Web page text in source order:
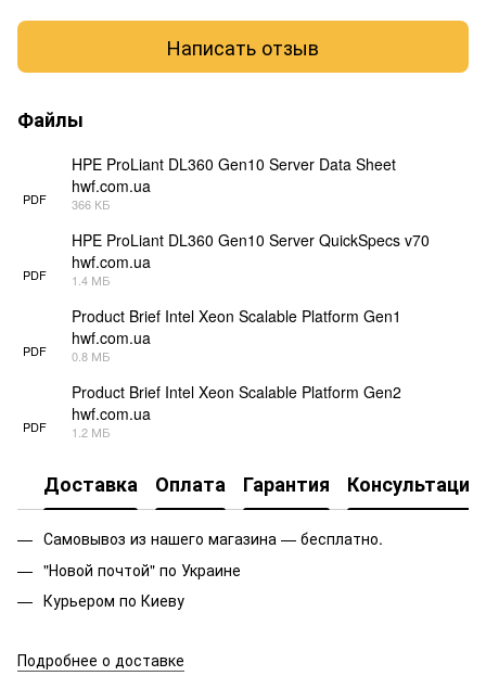
Написать отзыв
Файлы
PDF
HPE ProLiant DL360 Gen10 Server Data Sheet
hwf.com.ua
366 КБ
PDF
HPE ProLiant DL360 Gen10 Server QuickSpecs v70
hwf.com.ua
1.4 МБ
PDF
Product Brief Intel Xeon Scalable Platform Gen1
hwf.com.ua
0.8 МБ
PDF
Product Brief Intel Xeon Scalable Platform Gen2
hwf.com.ua
1.2 МБ
Доставка Оплата Гарантия Консультация
Самовывоз из нашего магазина — бесплатно.
"Новой почтой" по Украине
Курьером по Киеву
Подробнее о доставке